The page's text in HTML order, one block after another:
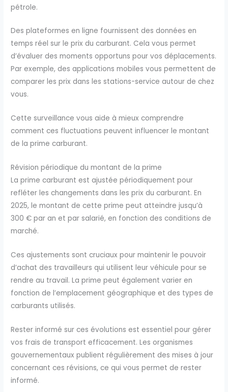
pétrole.
Des plateformes en ligne fournissent des données en
temps réel sur le prix du carburant. Cela vous permet
d’évaluer des moments opportuns pour vos déplacements.
Par exemple, des applications mobiles vous permettent de
comparer les prix dans les stations-service autour de chez
vous.
Cette surveillance vous aide à mieux comprendre
comment ces fluctuations peuvent influencer le montant
de la prime carburant.
Révision périodique du montant de la prime
La prime carburant est ajustée périodiquement pour
refléter les changements dans les prix du carburant. En
2025, le montant de cette prime peut atteindre jusqu’à
300 € par an et par salarié, en fonction des conditions de
marché.
Ces ajustements sont cruciaux pour maintenir le pouvoir
d’achat des travailleurs qui utilisent leur véhicule pour se
rendre au travail. La prime peut également varier en
fonction de l’emplacement géographique et des types de
carburants utilisés.
Rester informé sur ces évolutions est essentiel pour gérer
vos frais de transport efficacement. Les organismes
gouvernementaux publient régulièrement des mises à jour
concernant ces révisions, ce qui vous permet de rester
informé.